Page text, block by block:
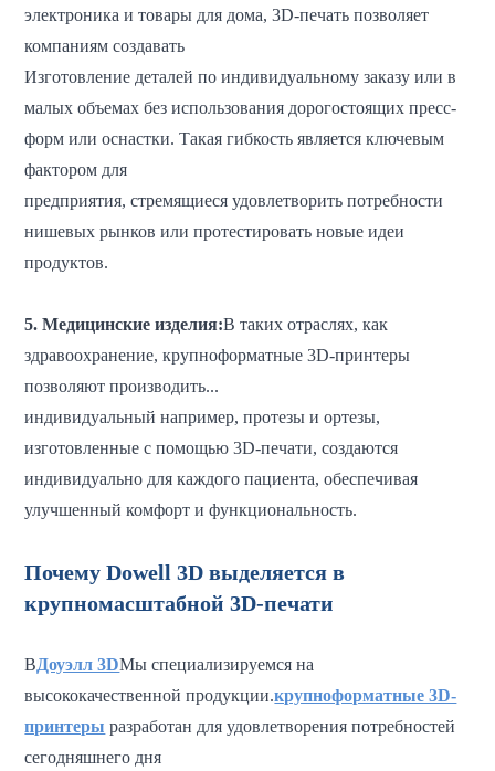
электроника и товары для дома, 3D-печать позволяет
компаниям создавать
Изготовление деталей по индивидуальному заказу или в
малых объемах без использования дорогостоящих пресс-
форм или оснастки. Такая гибкость является ключевым
фактором для
предприятия, стремящиеся удовлетворить потребности
нишевых рынков или протестировать новые идеи
продуктов.
5. Медицинские изделия:В таких отраслях, как
здравоохранение, крупноформатные 3D-принтеры
позволяют производить...
индивидуальныйнапример, протезы и ортезы,
изготовленные с помощью 3D-печати, создаются
индивидуально для каждого пациента, обеспечивая
улучшенный комфорт и функциональность.
Почему Dowell 3D выделяется в
крупномасштабной 3D-печати
ВДоуэлл 3DМы специализируемся на
высококачественной продукции.крупноформатные 3D-
принтеры разработан для удовлетворения потребностей
сегодняшнего дня